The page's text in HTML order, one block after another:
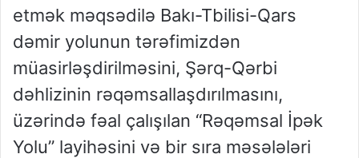
etmək məqsədilə Bakı-Tbilisi-Qars
dəmir yolunun tərəfimizdən
müasirləşdirilməsini, Şərq-Qərbi
dəhlizinin rəqəmsallaşdırılmasını,
üzərində fəal çalışılan “Rəqəmsal İpək
Yolu” layihəsini və bir sıra məsələləri